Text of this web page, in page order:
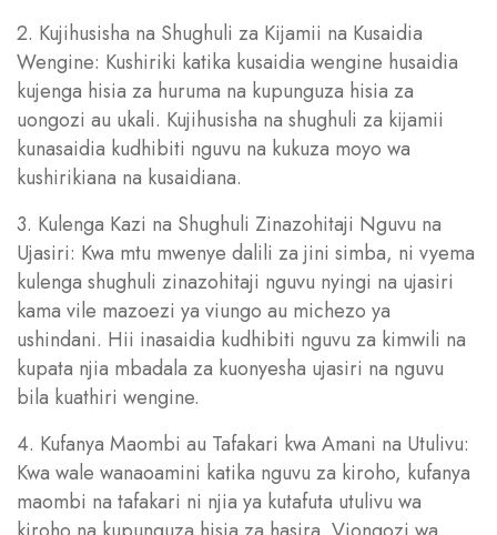
2. Kujihusisha na Shughuli za Kijamii na Kusaidia
Wengine: Kushiriki katika kusaidia wengine husaidia
kujenga hisia za huruma na kupunguza hisia za
uongozi au ukali. Kujihusisha na shughuli za kijamii
kunasaidia kudhibiti nguvu na kukuza moyo wa
kushirikiana na kusaidiana.
3. Kulenga Kazi na Shughuli Zinazohitaji Nguvu na
Ujasiri: Kwa mtu mwenye dalili za jini simba, ni vyema
kulenga shughuli zinazohitaji nguvu nyingi na ujasiri
kama vile mazoezi ya viungo au michezo ya
ushindani. Hii inasaidia kudhibiti nguvu za kimwili na
kupata njia mbadala za kuonyesha ujasiri na nguvu
bila kuathiri wengine.
4. Kufanya Maombi au Tafakari kwa Amani na Utulivu:
Kwa wale wanaoamini katika nguvu za kiroho, kufanya
maombi na tafakari ni njia ya kutafuta utulivu wa